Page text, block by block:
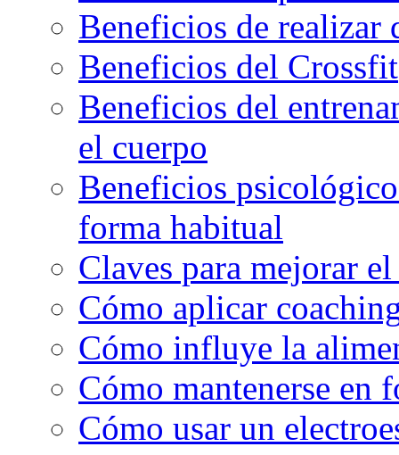
Beneficios de realizar
Beneficios del Crossfit
Beneficios del
el cuerpo
Beneficios
forma habitual
Claves para mejorar
Cómo aplicar
Cómo influye la
Cómo mantenerse en
Cómo usar un